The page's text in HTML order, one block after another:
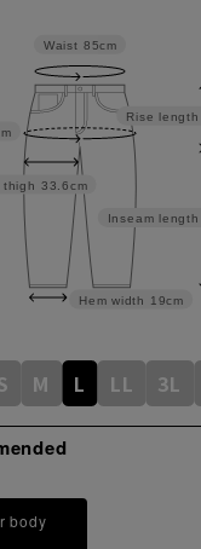
Inseam length
Rise length
Hem width 19cm
thigh 33.6cm
Waist 85cm
M L LL 3L
body